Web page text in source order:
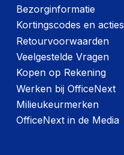
Bezorginformatie
Kortingscodes en acties
Retourvoorwaarden
Veelgestelde Vragen
Kopen op Rekening
Werken bij OfficeNext
Milieukeurmerken
OfficeNext in de Media